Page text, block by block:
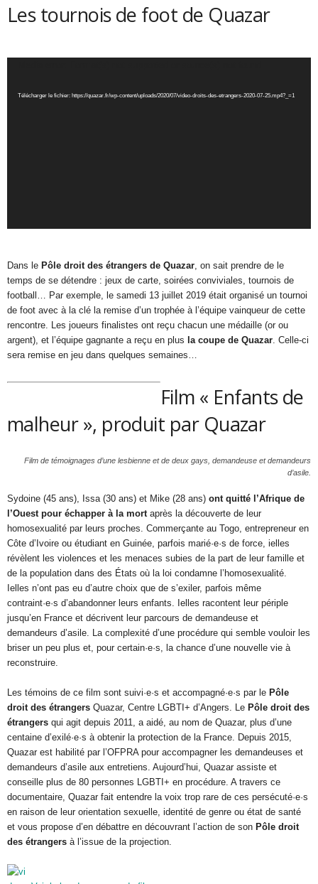
Les tournois de foot de Quazar
Télécharger le fichier: https://quazar.fr/wp-content/uploads/2020/07/video-droits-des-etrangers-2020-07-25.mp4?_=1
Dans le Pôle droit des étrangers de Quazar , on sait prendre de le
temps de se détendre : jeux de carte, soirées conviviales, tournois de
football… Par exemple, le samedi 13 juillet 2019 était organisé un tournoi
de foot avec à la clé la remise d’un trophée à l’équipe vainqueur de cette
rencontre. Les joueurs finalistes ont reçu chacun une médaille (or ou
argent), et l’équipe gagnante a reçu en plus la coupe de Quazar . Celle-ci
sera remise en jeu dans quelques semaines…
Film « Enfants de
malheur », produit par Quazar
Film de témoignages d’une lesbienne et de deux gays, demandeuse et demandeurs
d’asile.
Sydoine (45 ans), Issa (30 ans) et Mike (28 ans) ont quitté l’Afrique de
l’Ouest pour échapper à la mort après la découverte de leur
homosexualité par leurs proches. Commerçante au Togo, entrepreneur en
Côte d’Ivoire ou étudiant en Guinée, parfois marié·e·s de force, ielles
révèlent les violences et les menaces subies de la part de leur famille et
de la population dans des États où la loi condamne l’homosexualité.
Ielles n’ont pas eu d’autre choix que de s’exiler, parfois même
contraint·e·s d’abandonner leurs enfants. Ielles racontent leur périple
jusqu’en France et décrivent leur parcours de demandeuse et
demandeurs d’asile. La complexité d’une procédure qui semble vouloir les
briser un peu plus et, pour certain·e·s, la chance d’une nouvelle vie à
reconstruire.
Les témoins de ce film sont suivi·e·s et accompagné·e·s par le Pôle
droit des étrangers Quazar, Centre LGBTI+ d’Angers. Le Pôle droit des
étrangers qui agit depuis 2011, a aidé, au nom de Quazar, plus d’une
centaine d’exilé·e·s à obtenir la protection de la France. Depuis 2015,
Quazar est habilité par l’OFPRA pour accompagner les demandeuses et
demandeurs d’asile aux entretiens. Aujourd’hui, Quazar assiste et
conseille plus de 80 personnes LGBTI+ en procédure. A travers ce
documentaire, Quazar fait entendre la voix trop rare de ces persécuté·e·s
en raison de leur orientation sexuelle, identité de genre ou état de santé
et vous propose d’en débattre en découvrant l’action de son Pôle droit
des étrangers à l’issue de la projection.